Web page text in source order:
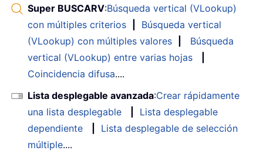
Super BUSCARV:Búsqueda vertical (VLookup)
con múltiples criterios
Búsqueda vertical
(VLookup) con múltiples valores
Búsqueda
vertical (VLookup) entre varias hojas
Coincidencia difusa....
Lista desplegable avanzada:Crear rápidamente
una lista desplegable
Lista desplegable
dependiente
Lista desplegable de selección
múltiple....